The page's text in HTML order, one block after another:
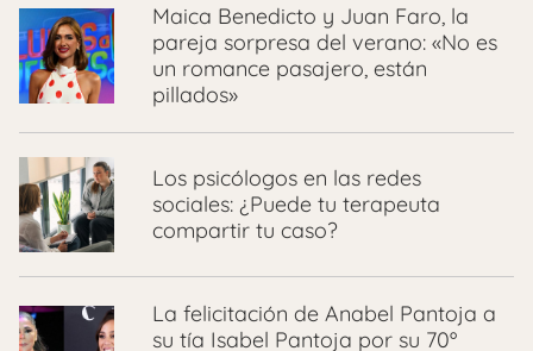
Maica Benedicto y Juan Faro, la
pareja sorpresa del verano: «No es
un romance pasajero, están
pillados»
Los psicólogos en las redes
sociales: ¿Puede tu terapeuta
compartir tu caso?
La felicitación de Anabel Pantoja a
su tía Isabel Pantoja por su 70º